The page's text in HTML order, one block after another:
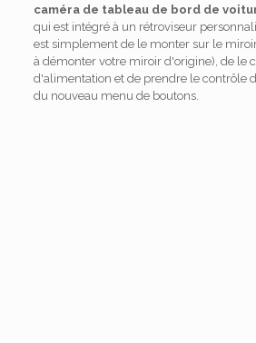
caméra de tableau de bord de
qui est intégré à un rétroviseur
est simplement de le monter sur le
à démonter votre miroir d'origine), de le
d'alimentation et de prendre le contrôle
du nouveau menu de boutons.